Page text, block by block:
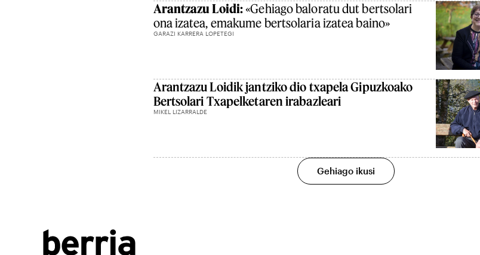
Arantzazu Loidi:«Gehiago baloratu dut bertsolari
ona izatea, emakume bertsolaria izatea baino»
GARAZI KARRERA LOPETEGI
Arantzazu Loidik jantziko dio txapela Gipuzkoako
Bertsolari Txapelketaren irabazleari
MIKEL LIZARRALDE
Gehiago ikusi